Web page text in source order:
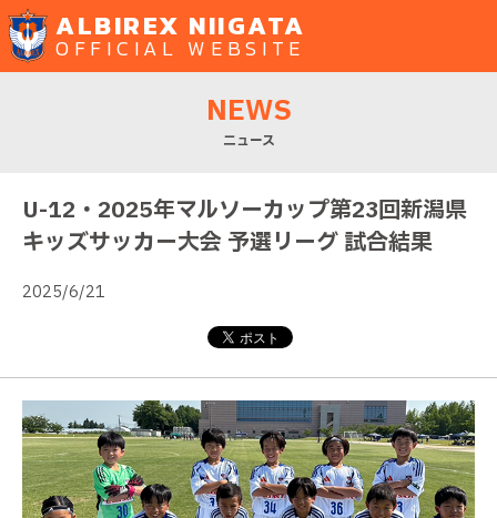
ALBIREX NIIGATA
OFFICIAL WEBSITE
NEWS
ニュース
U-12・2025年マルソーカップ第23回新潟県
キッズサッカー大会 予選リーグ 試合結果
2025/6/21